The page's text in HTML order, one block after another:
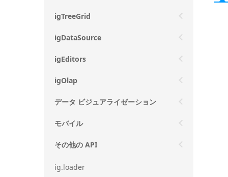
igTreeGrid
igDataSource
igEditors
igOlap
データ ビジュアライゼーション
モバイル
その他の API
ig.loader